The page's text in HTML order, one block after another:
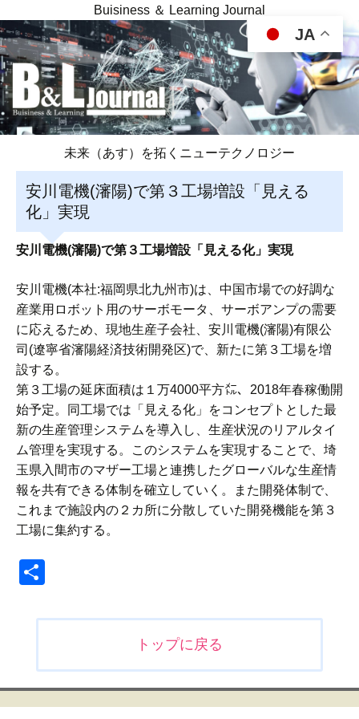
Buisiness ＆ Learning Journal
未来（あす）を拓くニューテクノロジー
安川電機(瀋陽)で第３工場増設「見える
化」実現
安川電機(瀋陽)で第３工場増設「見える化」実現
安川電機(本社:福岡県北九州市)は、中国市場での好調な
産業用ロボット用のサーボモータ、サーボアンプの需要
に応えるため、現地生産子会社、安川電機(瀋陽)有限公
司(遼寧省瀋陽経済技術開発区)で、新たに第３工場を増
設する。
第３工場の延床面積は１万4000平方㍍、2018年春稼働開
始予定。同工場では「見える化」をコンセプトとした最
新の生産管理システムを導入し、生産状況のリアルタイ
ム管理を実現する。このシステムを実現することで、埼
玉県入間市のマザー工場と連携したグローバルな生産情
報を共有できる体制を確立していく。また開発体制で、
これまで施設内の２カ所に分散していた開発機能を第３
工場に集約する。
ビ
ゲ
トップに戻る
JA